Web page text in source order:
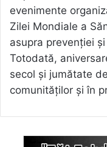
evenimente
Zilei Mondiale a
asupra prevenției
Totodată,
secol și jumătate
comunităților și în